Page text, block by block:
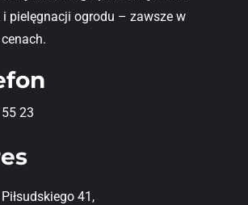
i pielęgnacji ogrodu – zawsze w
23
41,